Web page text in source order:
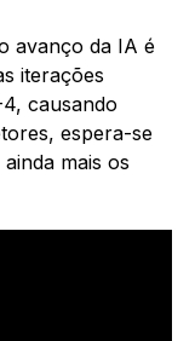
avanço da IA é
iterações
causando
espera-se
mais os